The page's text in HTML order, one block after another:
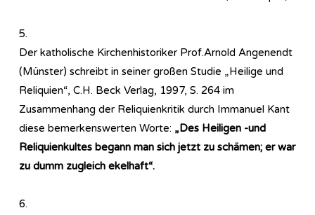
5.
Der katholische Kirchenhistoriker Prof.Arnold Angenendt
(Münster) schreibt in seiner großen Studie „Heilige und
Reliquien“, C.H. Beck Verlag, 1997, S. 264 im
Zusammenhang der Reliquienkritik durch Immanuel Kant
diese bemerkenswerten Worte: „Des Heiligen -und
Reliquienkultes begann man sich jetzt zu schämen; er war
zu dumm zugleich ekelhaft“.
6.